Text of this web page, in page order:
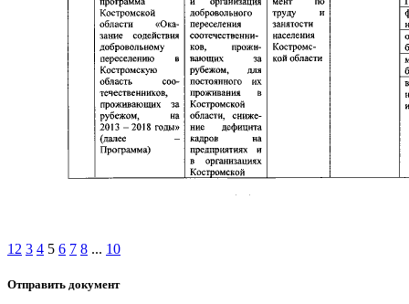
1 2 3 4 5 6 7 8 ... 10
Отправить документ